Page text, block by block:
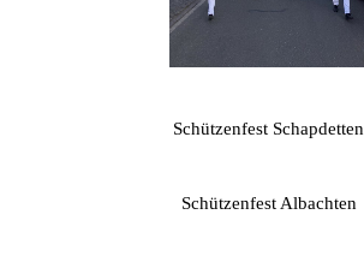
Schützenfest Schapdetten
Schützenfest Albachten